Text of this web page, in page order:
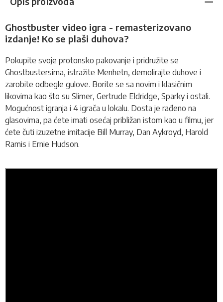
Ghostbuster video igra - remasterizovano
izdanje! Ko se plaši duhova?
Pokupite svoje protonsko pakovanje i pridružite se
Ghostbustersima, istražite Menhetn, demolirajte duhove i
zarobite odbegle gulove. Borite se sa novim i klasičnim
likovima kao što su Slimer, Gertrude Eldridge, Sparky i ostali.
Mogućnost igranja i 4 igrača u lokalu. Dosta je rađeno na
glasovima, pa ćete imati osećaj približan istom kao u filmu, jer
ćete čuti izuzetne imitacije Bill Murray, Dan Aykroyd, Harold
Ramis i Ernie Hudson.